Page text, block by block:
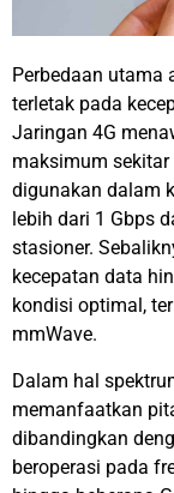
Perbedaan utama
terletak pada
Jaringan 4G
maksimum sekitar
digunakan dalam
lebih dari 1 Gbps
stasioner.
kecepatan data
kondisi optimal ,
mmWave.
Dalam hal
memanfaatkan
dibandingkan
beroperasi pada